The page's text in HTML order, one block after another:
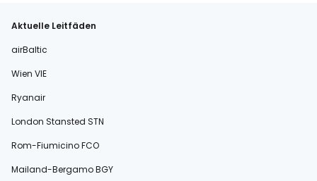
Aktuelle Leitfäden
airBaltic
Wien VIE
Ryanair
London Stansted STN
Rom-Fiumicino FCO
Mailand-Bergamo BGY